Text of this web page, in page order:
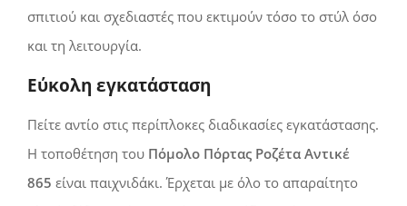
σπιτιού και σχεδιαστές που εκτιμούν τόσο τo στύλ όσο
και τη λειτουργία.
Εύκολη εγκατάσταση
Πείτε αντίο στις περίπλοκες διαδικασίες εγκατάστασης.
Η τοποθέτηση του Πόμολο Πόρτας Ροζέτα Αντικέ
865 είναι παιχνιδάκι. Έρχεται με όλο το απαραίτητο